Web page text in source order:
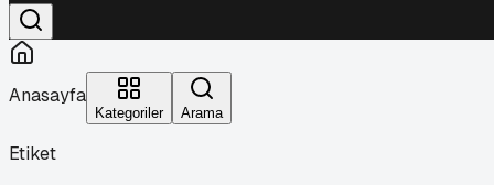
Anasayfa
Kategoriler Arama
Etiket